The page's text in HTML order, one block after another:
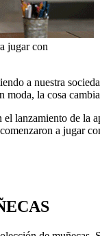
jugar con
a nuestra
moda, la cosa
lanzamiento de la
a jugar